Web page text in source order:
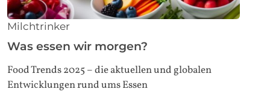
Milchtrinker
Was essen wir morgen?
Food Trends 2025 – die aktuellen und globalen
Entwicklungen rund ums Essen